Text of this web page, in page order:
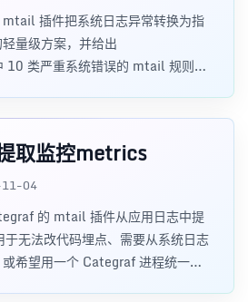
插件把系统日志异常转换为指
量级方案，并给出
类严重系统错误的 mtail 规则示
取监控metrics
11-04
的 mtail 插件从应用日志中提
无法改代码埋点、需要从系统日志
希望用一个 Categraf 进程统一管